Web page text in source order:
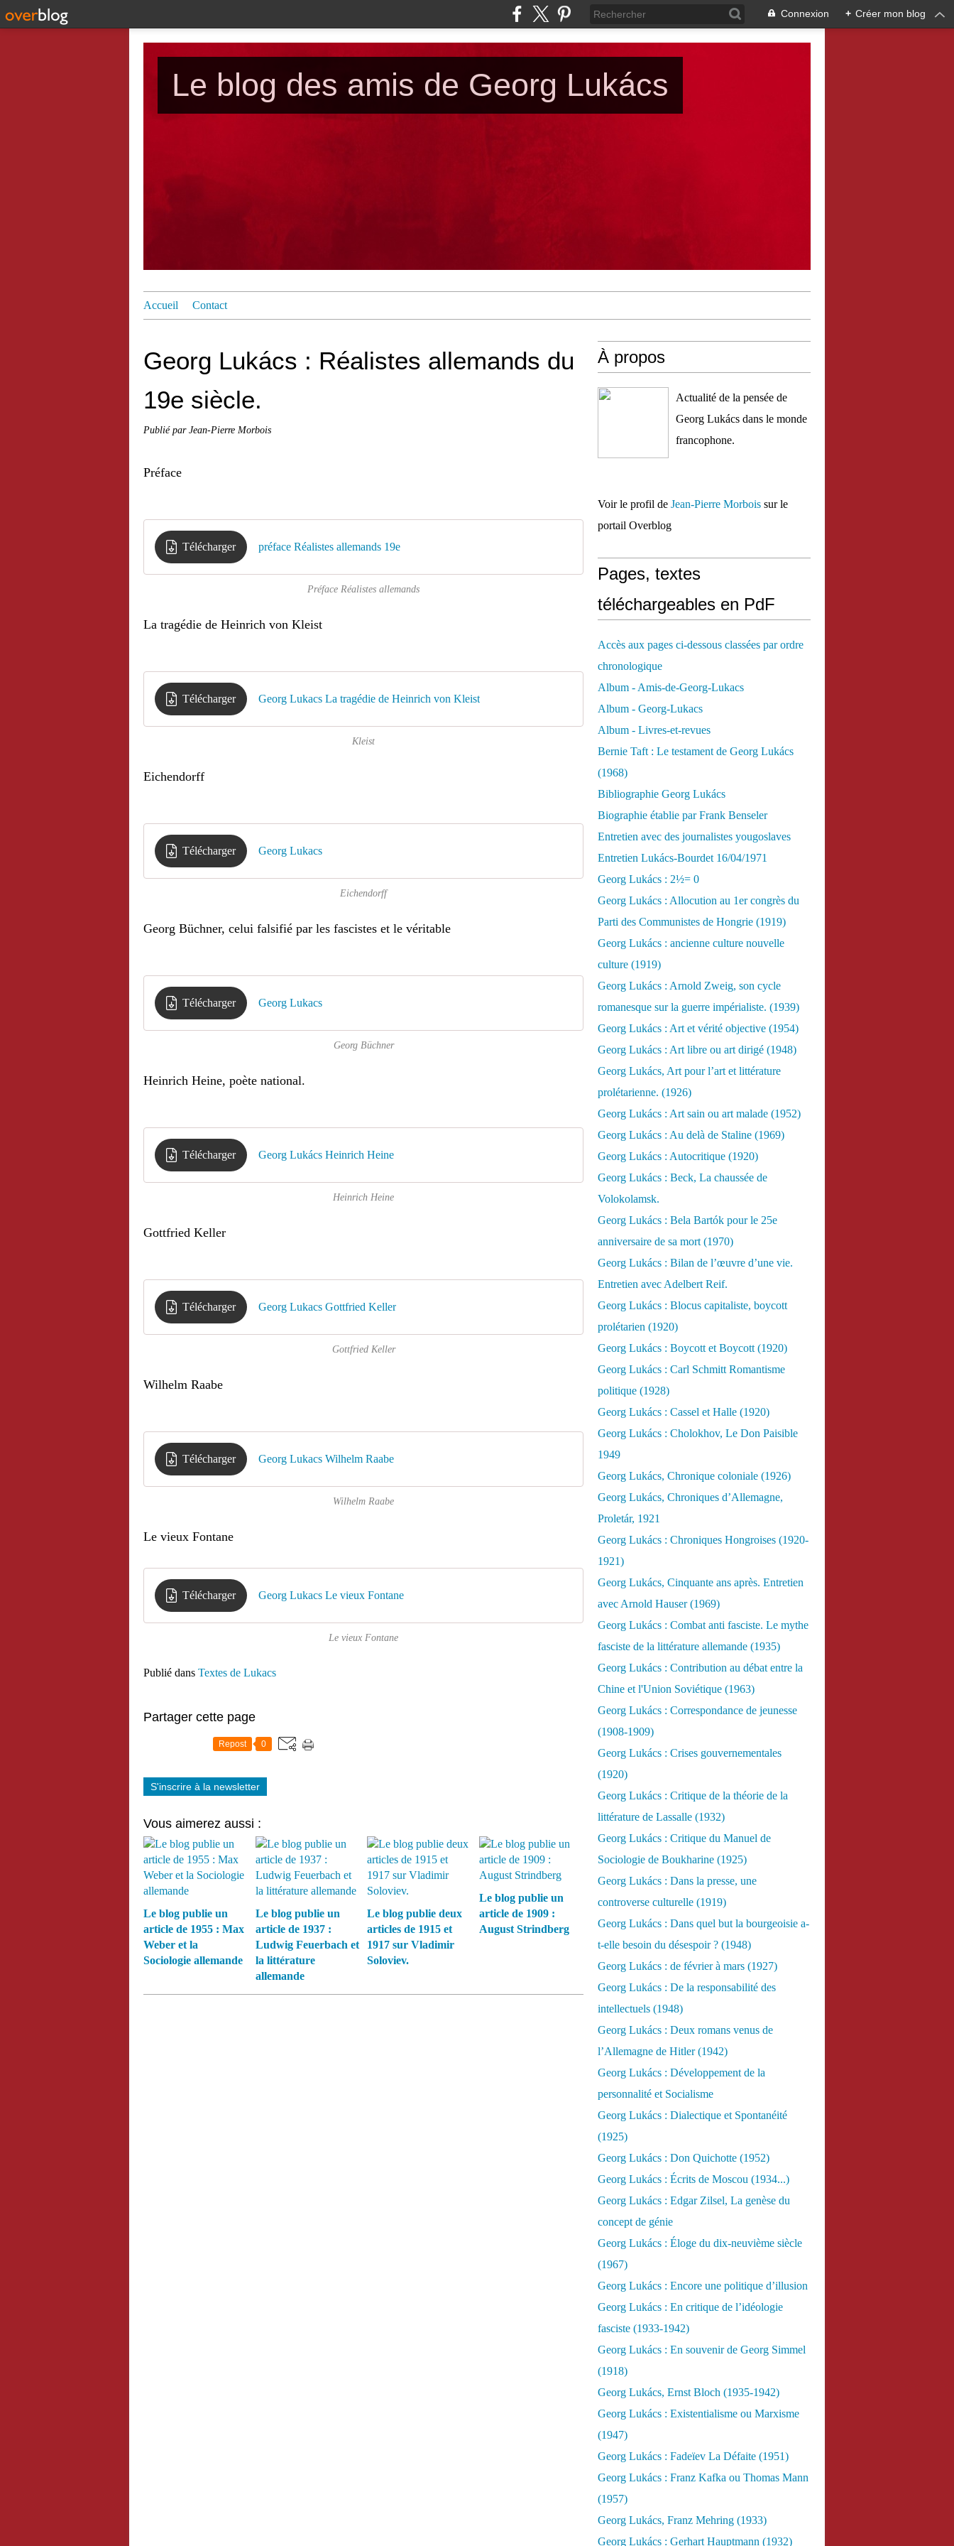
Connexion + Créer mon blog
Le blog des amis de Georg Lukács
Accueil Contact
Georg Lukács : Réalistes allemands du
19e siècle.
Publié par Jean-Pierre Morbois
Préface
Télécharger préface Réalistes allemands 19e
Préface Réalistes allemands
La tragédie de Heinrich von Kleist
Télécharger Georg Lukacs La tragédie de Heinrich von Kleist
Kleist
Eichendorff
Télécharger Georg Lukacs
Eichendorff
Georg Büchner, celui falsifié par les fascistes et le véritable
Télécharger Georg Lukacs
Georg Büchner
Heinrich Heine, poète national.
Télécharger Georg Lukács Heinrich Heine
Heinrich Heine
Gottfried Keller
Télécharger Georg Lukacs Gottfried Keller
Gottfried Keller
Wilhelm Raabe
Télécharger Georg Lukacs Wilhelm Raabe
Wilhelm Raabe
Le vieux Fontane
Télécharger Georg Lukacs Le vieux Fontane
Le vieux Fontane
Publié dans Textes de Lukacs
Partager cette page
Repost 0
S'inscrire à la newsletter
Vous aimerez aussi :
Le blog publie un
article de 1955 : Max
Weber et la
Sociologie allemande
Le blog publie un
article de 1937 :
Ludwig Feuerbach et
la littérature
allemande
Le blog publie deux
articles de 1915 et
1917 sur Vladimir
Soloviev.
Le blog publie un
article de 1909 :
August Strindberg
À propos
Actualité de la pensée de
Georg Lukács dans le monde
francophone.
Voir le profil de Jean-Pierre Morbois sur le
portail Overblog
Pages, textes
téléchargeables en PdF
Accès aux pages ci-dessous classées par ordre
chronologique
Album - Amis-de-Georg-Lukacs
Album - Georg-Lukacs
Album - Livres-et-revues
Bernie Taft : Le testament de Georg Lukács
(1968)
Bibliographie Georg Lukács
Biographie établie par Frank Benseler
Entretien avec des journalistes yougoslaves
Entretien Lukács-Bourdet 16/04/1971
Georg Lukács : 2½= 0
Georg Lukács : Allocution au 1er congrès du
Parti des Communistes de Hongrie (1919)
Georg Lukács : ancienne culture nouvelle
culture (1919)
Georg Lukács : Arnold Zweig, son cycle
romanesque sur la guerre impérialiste. (1939)
Georg Lukács : Art et vérité objective (1954)
Georg Lukács : Art libre ou art dirigé (1948)
Georg Lukács, Art pour l’art et littérature
prolétarienne. (1926)
Georg Lukács : Art sain ou art malade (1952)
Georg Lukács : Au delà de Staline (1969)
Georg Lukács : Autocritique (1920)
Georg Lukács : Beck, La chaussée de
Volokolamsk.
Georg Lukács : Bela Bartók pour le 25e
anniversaire de sa mort (1970)
Georg Lukács : Bilan de l’œuvre d’une vie.
Entretien avec Adelbert Reif.
Georg Lukács : Blocus capitaliste, boycott
prolétarien (1920)
Georg Lukács : Boycott et Boycott (1920)
Georg Lukács : Carl Schmitt Romantisme
politique (1928)
Georg Lukács : Cassel et Halle (1920)
Georg Lukács : Cholokhov, Le Don Paisible
1949
Georg Lukács, Chronique coloniale (1926)
Georg Lukács, Chroniques d’Allemagne,
Proletár, 1921
Georg Lukács : Chroniques Hongroises (1920-
1921)
Georg Lukács, Cinquante ans après. Entretien
avec Arnold Hauser (1969)
Georg Lukács : Combat anti fasciste. Le mythe
fasciste de la littérature allemande (1935)
Georg Lukács : Contribution au débat entre la
Chine et l'Union Soviétique (1963)
Georg Lukács : Correspondance de jeunesse
(1908-1909)
Georg Lukács : Crises gouvernementales
(1920)
Georg Lukács : Critique de la théorie de la
littérature de Lassalle (1932)
Georg Lukács : Critique du Manuel de
Sociologie de Boukharine (1925)
Georg Lukács : Dans la presse, une
controverse culturelle (1919)
Georg Lukács : Dans quel but la bourgeoisie a-
t-elle besoin du désespoir ? (1948)
Georg Lukács : de février à mars (1927)
Georg Lukács : De la responsabilité des
intellectuels (1948)
Georg Lukács : Deux romans venus de
l’Allemagne de Hitler (1942)
Georg Lukács : Développement de la
personnalité et Socialisme
Georg Lukács : Dialectique et Spontanéité
(1925)
Georg Lukács : Don Quichotte (1952)
Georg Lukács : Écrits de Moscou (1934...)
Georg Lukács : Edgar Zilsel, La genèse du
concept de génie
Georg Lukács : Éloge du dix-neuvième siècle
(1967)
Georg Lukács : Encore une politique d’illusion
Georg Lukács : En critique de l’idéologie
fasciste (1933-1942)
Georg Lukács : En souvenir de Georg Simmel
(1918)
Georg Lukács, Ernst Bloch (1935-1942)
Georg Lukács : Existentialisme ou Marxisme
(1947)
Georg Lukács : Fadeïev La Défaite (1951)
Georg Lukács : Franz Kafka ou Thomas Mann
(1957)
Georg Lukács, Franz Mehring (1933)
Georg Lukács : Gerhart Hauptmann (1932)